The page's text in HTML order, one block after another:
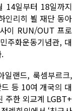
일부터 18일까지
인리히 뵐 재단 동아
이 RUN/OUT 프로
주화운동기념관, 대
랜드, 룩셈부르크,
등 10여 개국의 대
주한 외교계 LGBT+